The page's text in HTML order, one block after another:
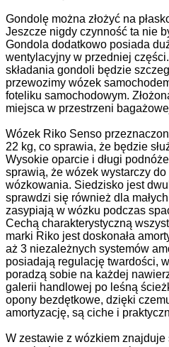
Gondolę można złożyć na
Jeszcze nigdy czynność ta nie
Gondola dodatkowo posiada
wentylacyjny w przedniej
składania gondoli będzie
przewozimy wózek
foteliku samochodowym.
miejsca w przestrzeni
Wózek Riko Senso
22 kg, co sprawia, że będzie
Wysokie oparcie i długi
sprawią, że wózek wystarczy
wózkowania. Siedzisko jest
sprawdzi się również dla
zasypiają w wózku podczas
Cechą charakterystyczną
marki Riko jest doskonała
aż 3 niezależnych systemów
posiadają regulację twardości,
poradzą sobie na każdej
galerii handlowej po leśną
opony bezdętkowe, dzięki
amortyzację, są ciche i
W zestawie z wózkiem znajduje